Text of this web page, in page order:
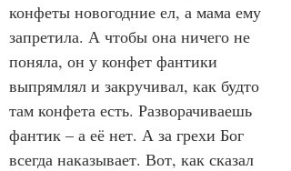
конфеты новогодние ел, а мама ему
запретила. А чтобы она ничего не
поняла, он у конфет фантики
выпрямлял и закручивал, как будто
там конфета есть. Разворачиваешь
фантик – а её нет. А за грехи Бог
всегда наказывает. Вот, как сказал